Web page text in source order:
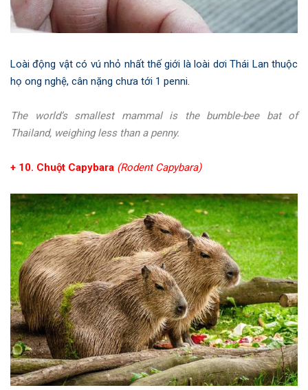
Loài động vật có vú nhỏ nhất thế giới là loài dơi Thái Lan thuộc
họ ong nghệ, cân nặng chưa tới 1 penni.
The world’s smallest mammal is the bumble-bee bat of
Thailand, weighing less than a penny.
+ 10. Chuột Capybara (Rodent Capybara)